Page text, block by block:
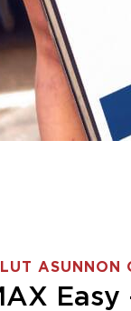
ASUNNON